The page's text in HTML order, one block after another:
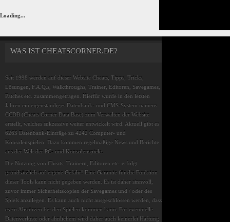
Loading...
WAS IST CHEATSCORNER.DE?
Seit 1998 werden auf dieser Website Cheats, Tipps, Tricks,
Lösungen, F.A.Q.s, Walkthroughs, Trainer, Editoren, Savegames,
Patches etc. zusammengetragen. Hierfür wurde in den letzten
Jahren ein eigenständiges Datenbank- und CMS-System namens
CCDB (Cheats Corner Data Base) zum Verwalten der Website
erstellt, welches sukzessive weiter entwickelt wird. Aktuell gibt es
6263 Datenbank-Einträge zu 4242 Computer- und
Konsolenspielen. Dazu kommen regelmäßige News und Berichte
aus der Welt der PC- und Konsolenspiele.
Die Nutzung von Cheats, Trainern, Editoren etc. erfolgt
grundsätzlich auf eigene Gefahr! Eine Garantie für die Funktion
dieser Tools kann nicht gegeben werden. Es ist daher sinnvoll,
zuvor immer Sicherheitskopien der Savegames und / oder des
Spiels anzulegen. Es kann auch nicht ausgeschlossen werden, dass
es zu Abstürzen bei den Spielen kommen kann. Für eventuelle
Datenverluste oder ähnlichem wird daher auch keinerlei Haftung